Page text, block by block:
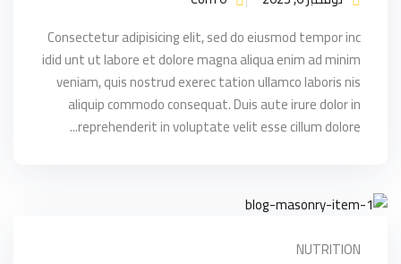
Consectetur adipisicing elit, sed do eiusmod tempor inc
idid unt ut labore et dolore magna aliqua enim ad minim
veniam, quis nostrud exerec tation ullamco laboris nis
aliquip commodo consequat. Duis aute irure dolor in
reprehenderit in voluptate velit esse cillum dolore...
NUTRITION